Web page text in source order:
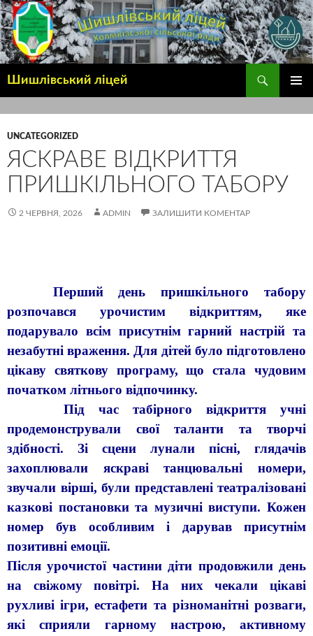
Шишлівський ліцей
МЕНЮ
UNCATEGORIZED
ЯСКРАВЕ ВІДКРИТТЯ
ПРИШКІЛЬНОГО ТАБОРУ
2 ЧЕРВНЯ, 2026 ADMIN ЗАЛИШИТИ КОМЕНТАР
Перший день пришкільного табору
розпочався урочистим відкриттям, яке
подарувало всім присутнім гарний настрій та
незабутні враження. Для дітей було підготовлено
цікаву святкову програму, що стала чудовим
початком літнього відпочинку.
Під час табірного відкриття учні
продемонстрували свої таланти та творчі
здібності. Зі сцени лунали пісні, глядачів
захоплювали яскраві танцювальні номери,
звучали вірші, були представлені театралізовані
казкові постановки та музичні виступи. Кожен
номер був особливим і дарував присутнім
позитивні емоції.
Після урочистої частини діти продовжили день
на свіжому повітрі. На них чекали цікаві
рухливі ігри, естафети та різноманітні розваги,
які сприяли гарному настрою, активному